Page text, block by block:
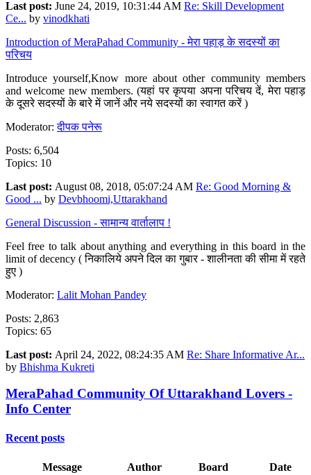
Last post: June 24, 2019, 10:31:44 AM Re: Skill Development
Ce... by vinodkhati
Introduction of MeraPahad Community - मेरा पहाड़ के सदस्यों का
परिचय
Introduce yourself,Know more about other community members
and welcome new members. (यहां पर कृपया अपना परिचय दें, मेरा पहाड़
के दूसरे सदस्यों के बारे में जानें और नये सदस्यों का स्वागत करें )
Moderator:दीपक पनेरू
Posts: 6,504
Topics: 10
Last post: August 08, 2018, 05:07:24 AM Re: Good Morning &
Good ... by Devbhoomi,Uttarakhand
General Discussion - सामान्य वार्तालाप !
Feel free to talk about anything and everything in this board in the
limit of decency ( निकालिये अपने दिल का गुबार - शालीनता की सीमा में रहते
हुए )
Moderator: Lalit Mohan Pandey
Posts: 2,863
Topics: 65
Last post: April 24, 2022, 08:24:35 AM Re: Share Informative Ar...
by Bhishma Kukreti
MeraPahad Community Of Uttarakhand Lovers -
Info Center
Recent posts
Message Author Board Date